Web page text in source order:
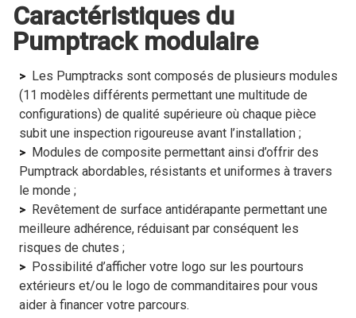
Caractéristiques du
Pumptrack modulaire
Les Pumptracks sont composés de plusieurs modules
(11 modèles différents permettant une multitude de
configurations) de qualité supérieure où chaque pièce
subit une inspection rigoureuse avant l’installation ;
Modules de composite permettant ainsi d’offrir des
Pumptrack abordables, résistants et uniformes à travers
le monde ;
Revêtement de surface antidérapante permettant une
meilleure adhérence, réduisant par conséquent les
risques de chutes ;
Possibilité d’afficher votre logo sur les pourtours
extérieurs et/ou le logo de commanditaires pour vous
aider à financer votre parcours.